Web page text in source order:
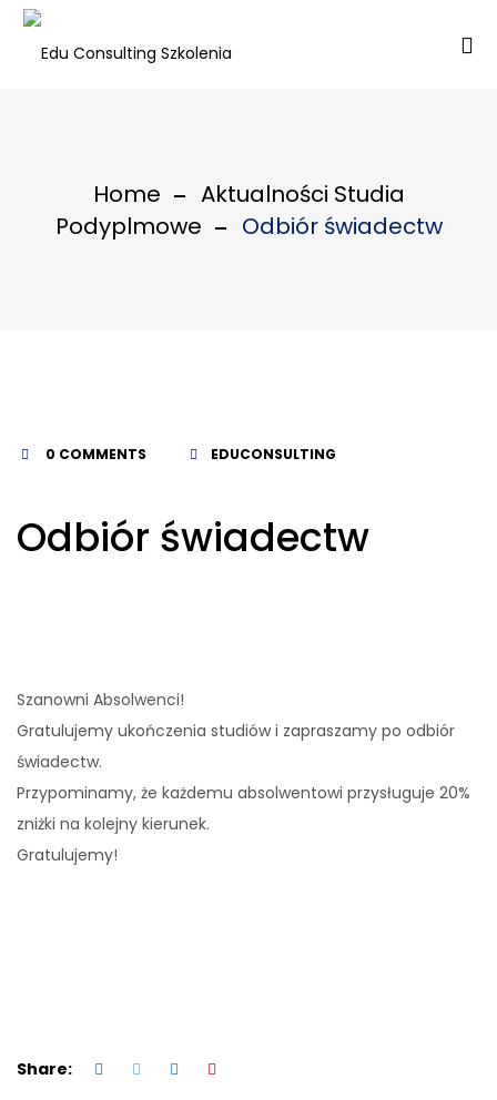
Home
Aktualności Studia
Podyplmowe
Odbiór świadectw
0 COMMENTS EDUCONSULTING
Odbiór świadectw
Szanowni Absolwenci!
Gratulujemy ukończenia studiów i zapraszamy po odbiór
świadectw.
Przypominamy, że każdemu absolwentowi przysługuje 20%
zniżki na kolejny kierunek.
Gratulujemy!
Share: